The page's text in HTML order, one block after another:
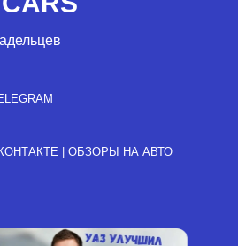
| ОБЗОРЫ НА АВТО